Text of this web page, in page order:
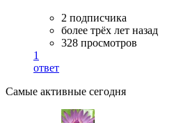
2 подписчика
более трёх лет назад
328 просмотров
1
ответ
Самые активные сегодня